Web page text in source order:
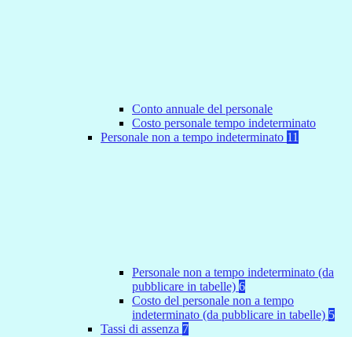
Conto annuale del personale
Costo personale tempo indeterminato
Personale non a tempo indeterminato 11
Personale non a tempo indeterminato (da
pubblicare in tabelle) 6
Costo del personale non a tempo
indeterminato (da pubblicare in tabelle) 5
Tassi di assenza 7